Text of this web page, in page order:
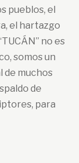
pueblos, el
el hartazgo
no es
somos un
de muchos
de
para